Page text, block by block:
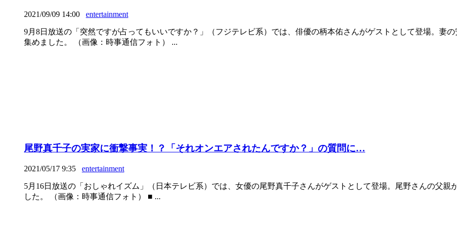
2021/09/09 14:00 entertainment
9月8日放送の「突然ですが占ってもいいですか？」（フジテレビ系）では、俳優の柄本佑さんがゲストとして登場。妻
集めました。 （画像：時事通信フォト） ...
尾野真千子の実家に衝撃事実！？「それオンエアされたんですか？」の質問に…
2021/05/17 9:35 entertainment
5月16日放送の「おしゃれイズム」（日本テレビ系）では、女優の尾野真千子さんがゲストとして登場。尾野さんの父親
した。 （画像：時事通信フォト） ■ ...